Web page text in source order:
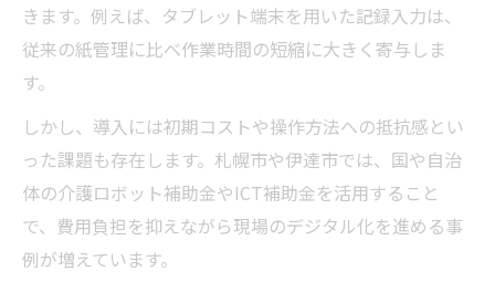
きます。例えば、タブレット端末を用いた記録入力は、
従来の紙管理に比べ作業時間の短縮に大きく寄与しま
す。
しかし、導入には初期コストや操作方法への抵抗感とい
った課題も存在します。札幌市や伊達市では、国や自治
体の介護ロボット補助金やICT補助金を活用すること
で、費用負担を抑えながら現場のデジタル化を進める事
例が増えています。